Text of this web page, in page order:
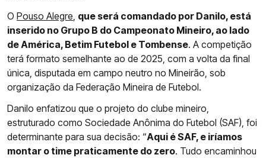
O Pouso Alegre, que será comandado por Danilo, está
inserido no Grupo B do Campeonato Mineiro, ao lado
de América, Betim Futebol e Tombense. A competição
terá formato semelhante ao de 2025, com a volta da final
única, disputada em campo neutro no Mineirão, sob
organização da Federação Mineira de Futebol.
Danilo enfatizou que o projeto do clube mineiro,
estruturado como Sociedade Anônima do Futebol (SAF), foi
determinante para sua decisão: “Aqui é SAF, e iríamos
montar o time praticamente do zero. Tudo encaminhou